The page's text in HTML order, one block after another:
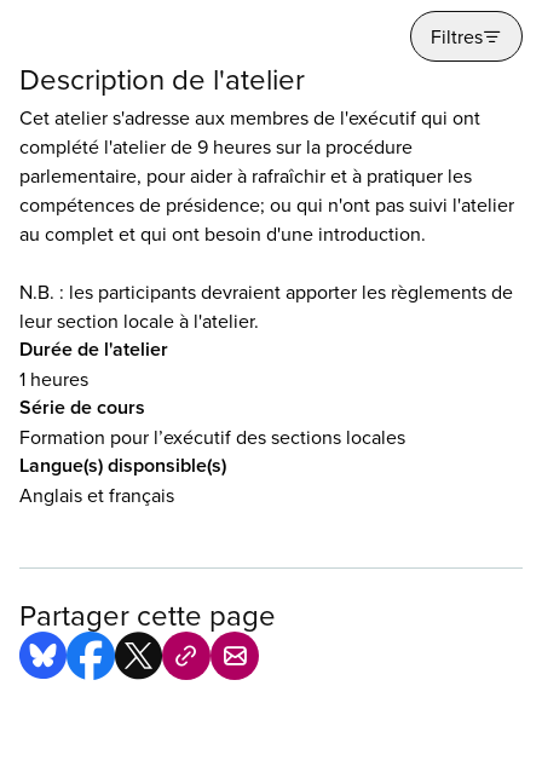
Filtres
Description de l'atelier
Cet atelier s'adresse aux membres de l'exécutif qui ont
complété l'atelier de 9 heures sur la procédure
parlementaire, pour aider à rafraîchir et à pratiquer les
compétences de présidence; ou qui n'ont pas suivi l'atelier
au complet et qui ont besoin d'une introduction.
N.B. : les participants devraient apporter les règlements de
leur section locale à l'atelier.
Durée de l'atelier
1 heures
Série de cours
Formation pour l’exécutif des sections locales
Langue(s) disponsible(s)
Anglais et français
Partager cette page